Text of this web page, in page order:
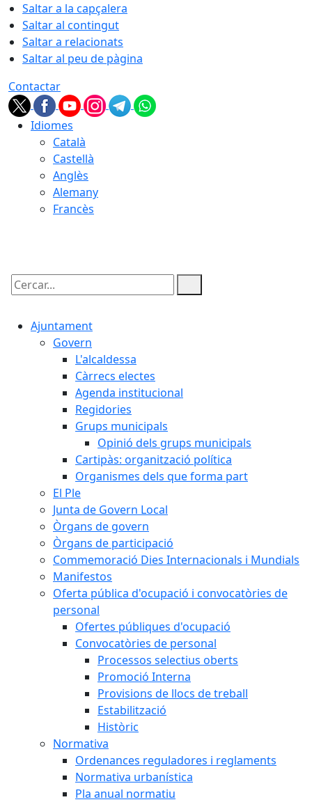
Saltar a la capçalera
Saltar al contingut
Saltar a relacionats
Saltar al peu de pàgina
Contactar
Idiomes
Català
Castellà
Anglès
Alemany
Francès
Cercar:
Ajuntament
Govern
L'alcaldessa
Càrrecs electes
Agenda institucional
Regidories
Grups municipals
Opinió dels grups municipals
Cartipàs: organització política
Organismes dels que forma part
El Ple
Junta de Govern Local
Òrgans de govern
Òrgans de participació
Commemoració Dies Internacionals i Mundials
Manifestos
Oferta pública d'ocupació i convocatòries de
personal
Ofertes públiques d'ocupació
Convocatòries de personal
Processos selectius oberts
Promoció Interna
Provisions de llocs de treball
Estabilització
Històric
Normativa
Ordenances reguladores i reglaments
Normativa urbanística
Pla anual normatiu